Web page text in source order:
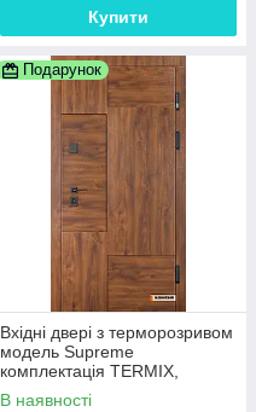
Купити
Подарунок
Вхідні двері з терморозривом
модель Supreme
комплектація TERMIX,
ABWEHR 960
В наявності